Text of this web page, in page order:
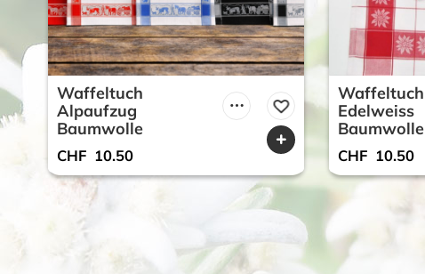
Waffeltuch
Alpaufzug
Baumwolle
CHF 10.50
Waffeltuch
Edelweiss
Baumwolle
CHF 10.50